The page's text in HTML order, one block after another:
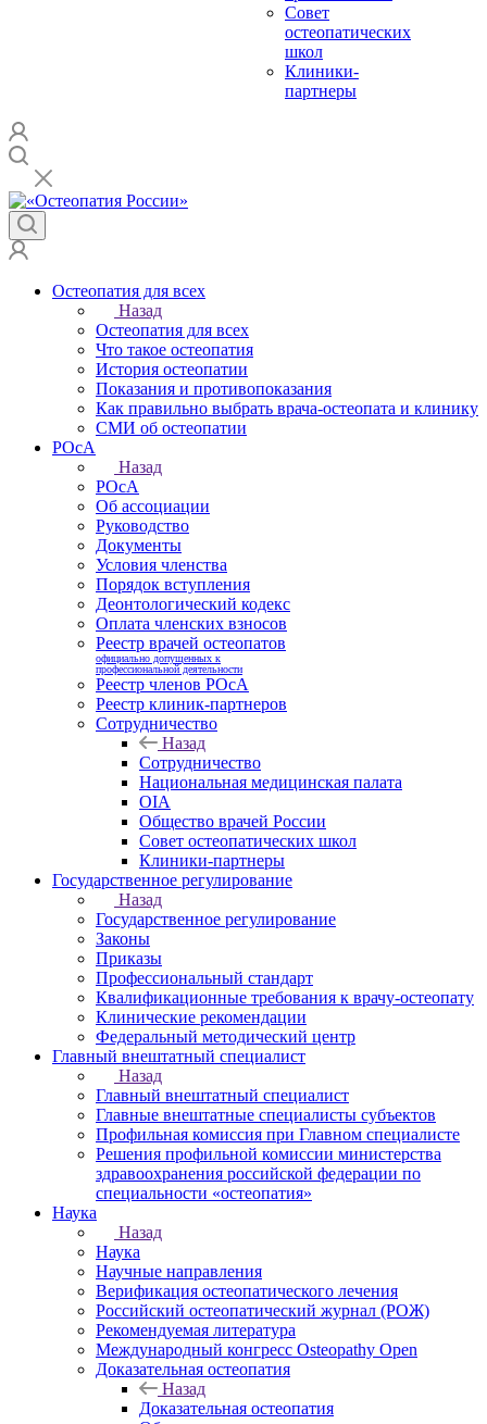
Совет
остеопатических
школ
Клиники-
партнеры
Остеопатия для всех
Назад
Остеопатия для всех
Что такое остеопатия
История остеопатии
Показания и противопоказания
Как правильно выбрать врача-остеопата и клинику
СМИ об остеопатии
РОсА
Назад
РОсА
Об ассоциации
Руководство
Документы
Условия членства
Порядок вступления
Деонтологический кодекс
Оплата членских взносов
Реестр врачей остеопатов
официально допущенных к
профессиональной деятельности
Реестр членов РОсА
Реестр клиник-партнеров
Сотрудничество
Назад
Сотрудничество
Национальная медицинская палата
OIA
Общество врачей России
Совет остеопатических школ
Клиники-партнеры
Государственное регулирование
Назад
Государственное регулирование
Законы
Приказы
Профессиональный стандарт
Квалификационные требования к врачу-остеопату
Клинические рекомендации
Федеральный методический центр
Главный внештатный специалист
Назад
Главный внештатный специалист
Главные внештатные специалисты субъектов
Профильная комиссия при Главном специалисте
Решения профильной комиссии министерства
здравоохранения российской федерации по
специальности «остеопатия»
Наука
Назад
Наука
Научные направления
Верификация остеопатического лечения
Российский остеопатический журнал (РОЖ)
Рекомендуемая литература
Международный конгресс Osteopathy Open
Доказательная остеопатия
Назад
Доказательная остеопатия